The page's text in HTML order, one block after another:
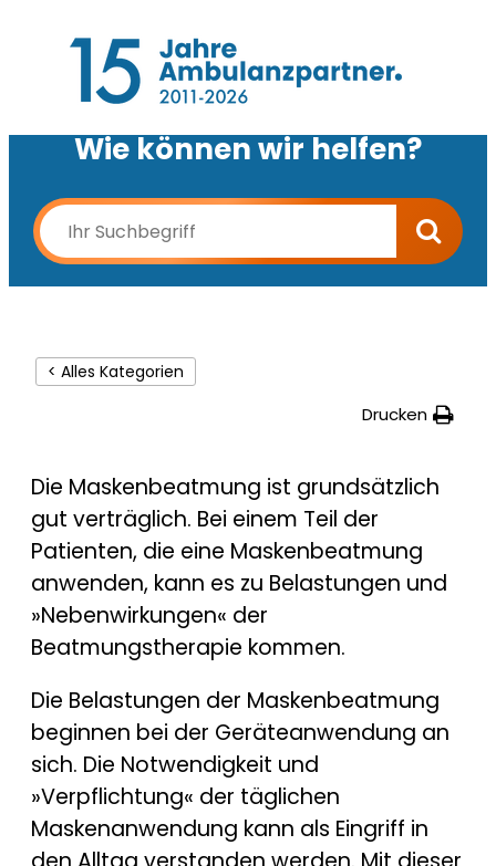
Wie können wir helfen?
< Alles Kategorien
Drucken
Die Maskenbeatmung ist grundsätzlich
gut verträglich. Bei einem Teil der
Patienten, die eine Maskenbeatmung
anwenden, kann es zu Belastungen und
»Nebenwirkungen« der
Beatmungstherapie kommen.
Die Belastungen der Maskenbeatmung
beginnen bei der Geräteanwendung an
sich. Die Notwendigkeit und
»Verpflichtung« der täglichen
Maskenanwendung kann als Eingriff in